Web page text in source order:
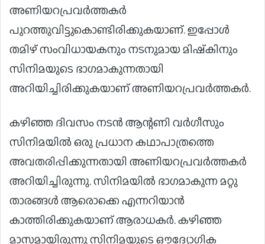
അണിയറപ്രവർത്തകർ
പുറത്തുവിട്ടുകൊണ്ടിരിക്കുകയാണ്. ഇപ്പോൾ
തമിഴ് സംവിധായകനും നടനുമായ മിഷ്‌കിനും
സിനിമയുടെ ഭാഗമാകുന്നതായി
അറിയിച്ചിരിക്കുകയാണ് അണിയറപ്രവർത്തകർ.
കഴിഞ്ഞ ദിവസം നടൻ ആന്റണി വർഗീസും
സിനിമയിൽ ഒരു പ്രധാന കഥാപാത്രത്തെ
അവതരിപ്പിക്കുന്നതായി അണിയറപ്രവർത്തകർ
അറിയിച്ചിരുന്നു. സിനിമയിൽ ഭാഗമാകുന്ന മറ്റു
താരങ്ങൾ ആരൊക്കെ എന്നറിയാൻ
കാത്തിരിക്കുകയാണ് ആരാധകർ. കഴിഞ്ഞ
മാസമായിരുന്നു സിനിമയുടെ ഔദ്യോഗിക